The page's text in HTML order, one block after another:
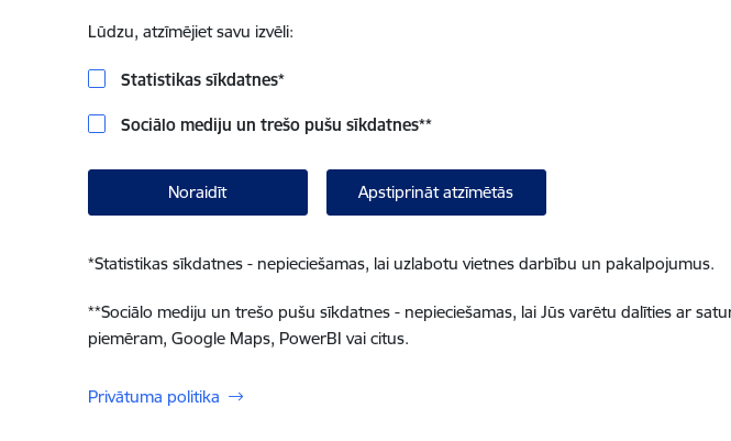
Lūdzu, atzīmējiet savu izvēli:
Statistikas sīkdatnes*
Sociālo mediju un trešo pušu sīkdatnes**
Noraidīt Apstiprināt atzīmētās
*Statistikas sīkdatnes - nepieciešamas, lai uzlabotu vietnes darbību un pakalpojumus.
**Sociālo mediju un trešo pušu sīkdatnes - nepieciešamas, lai Jūs varētu dalīties ar
piemēram, Google Maps, PowerBI vai citus.
Privātuma politika